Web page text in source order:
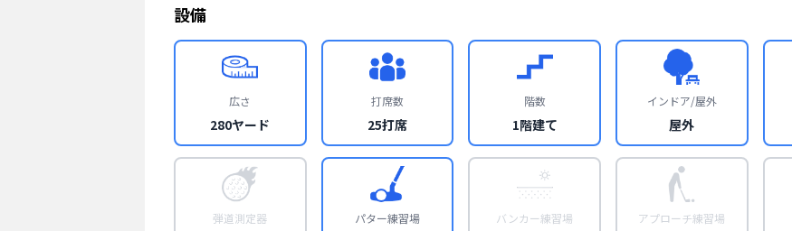
設備
広さ
280ヤード
打席数
25打席
階数
1階建て
インドア/屋外
屋外
弾道測定器 パター練習場 バンカー練習場 アプローチ練習場